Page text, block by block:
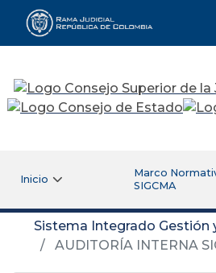
Rama Judicial
Inicio
Marco
SIGCMA
Sistema Integrado Gestión
AUDITORÍA INTERNA